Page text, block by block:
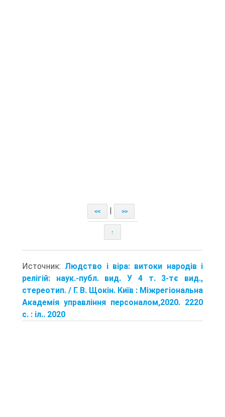
<< | >>
↑
Источник: Людство і віра: витоки народів і
релігій: наук.-публ. вид. У 4 т. 3-тє вид.,
стереотип. / Г. В. Щокін. Київ : Міжрегіональна
Академія управління персоналом,2020. 2220
с. : іл.. 2020